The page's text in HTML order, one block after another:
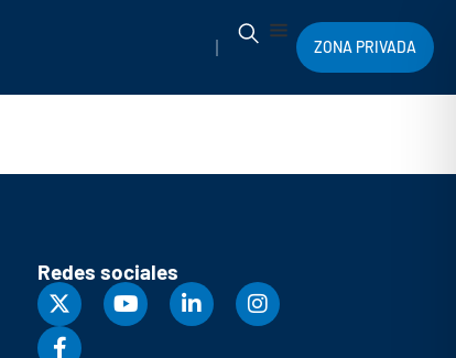
ZONA PRIVADA
Redes sociales